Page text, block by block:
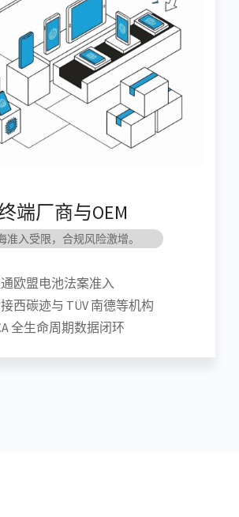
端厂商与OEM
准入受限，合规风险激增。
欧盟电池法案准入
西碳迹与 TÜV 南德等机构
全生命周期数据闭环